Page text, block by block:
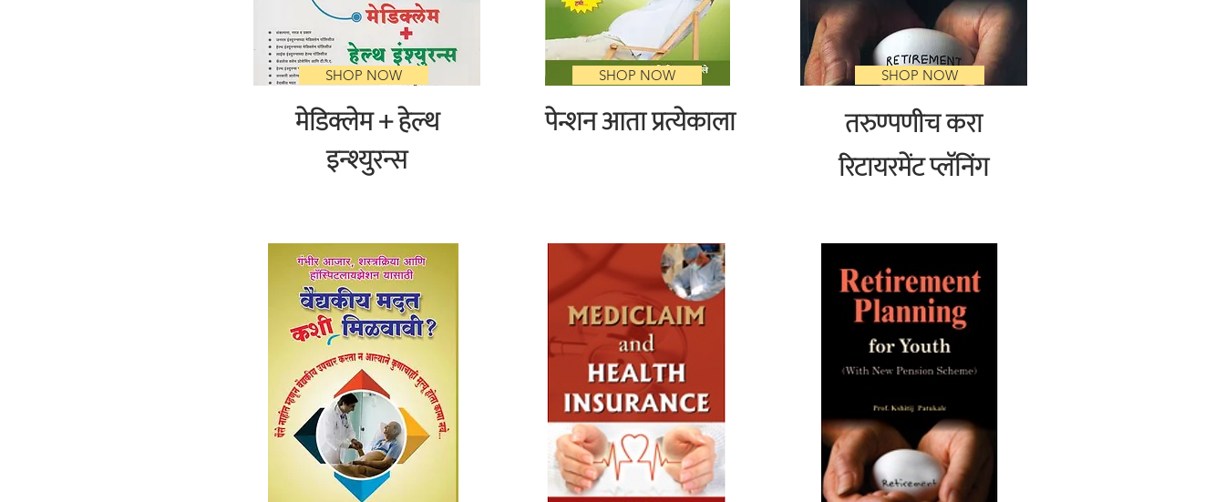
SHOP NOW
मेडिक्लेम + हेल्थ
इन्श्युरन्स
SHOP NOW
पेन्शन आता प्रत्येकाला
SHOP NOW
तरुण्पणीच करा
रिटायरमेंट प्लॅनिंग